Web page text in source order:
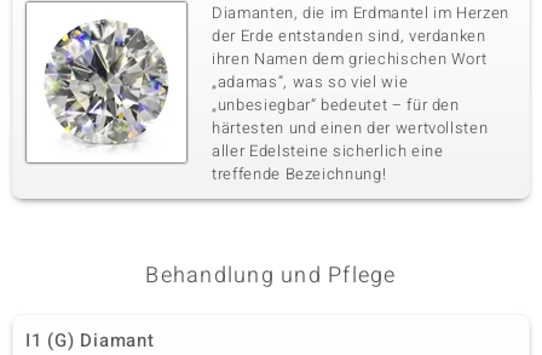
Diamanten, die im Erdmantel im Herzen
der Erde entstanden sind, verdanken
ihren Namen dem griechischen Wort
„adamas“, was so viel wie
„unbesiegbar“ bedeutet – für den
härtesten und einen der wertvollsten
aller Edelsteine sicherlich eine
treffende Bezeichnung!
Behandlung und Pflege
I1 (G) Diamant